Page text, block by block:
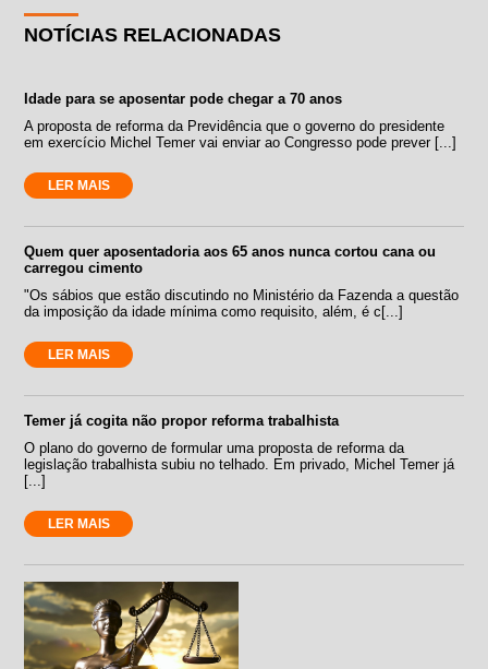
NOTÍCIAS RELACIONADAS
Idade para se aposentar pode chegar a 70 anos
A proposta de reforma da Previdência que o governo do presidente
em exercício Michel Temer vai enviar ao Congresso pode prever [...]
LER MAIS
Quem quer aposentadoria aos 65 anos nunca cortou cana ou
carregou cimento
"Os sábios que estão discutindo no Ministério da Fazenda a questão
da imposição da idade mínima como requisito, além, é c[...]
LER MAIS
Temer já cogita não propor reforma trabalhista
O plano do governo de formular uma proposta de reforma da
legislação trabalhista subiu no telhado. Em privado, Michel Temer já
[...]
LER MAIS